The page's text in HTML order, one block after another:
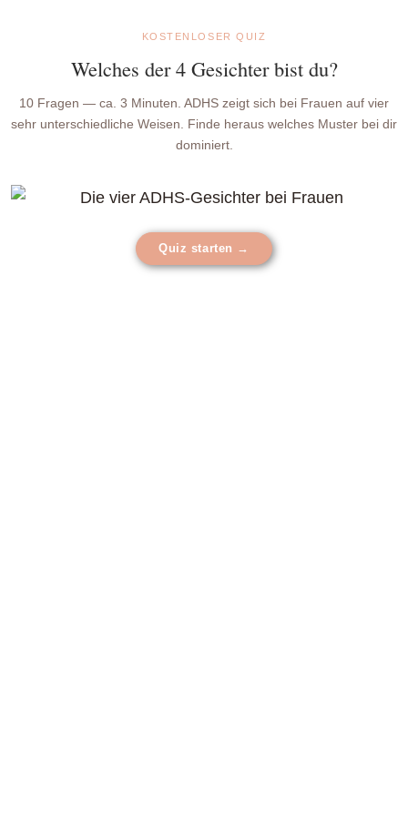
KOSTENLOSER QUIZ
Welches der 4 Gesichter bist du?
10 Fragen — ca. 3 Minuten. ADHS zeigt sich bei Frauen auf vier
sehr unterschiedliche Weisen. Finde heraus welches Muster bei dir
dominiert.
Quiz starten →